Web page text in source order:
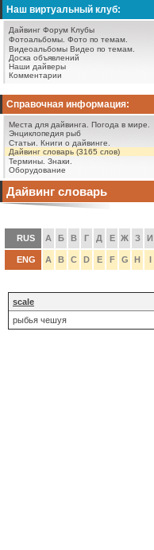
Наш виртуальный клуб:
Дайвинг Форум Клубы
Фотоальбомы. Фото по темам.
Видеоальбомы Видео по темам.
Доска объявлений
Наши дайверы
Комментарии
Справочная информация:
Места для дайвинга.
Погода в мире.
Энциклопедия рыб
Статьи.
Книги о дайвинге.
Дайвинг словарь (3165 слов)
Термины. Знаки.
Оборудование
Дайвинг словарь
RUS А Б В Г Д Е Ж З И
ENG A B C D E F G H I
scale
рыбья чешуя